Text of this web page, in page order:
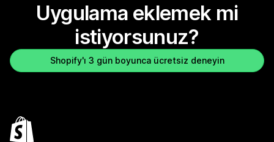
Uygulama eklemek mi
istiyorsunuz?
Shopify'ı 3 gün boyunca ücretsiz deneyin